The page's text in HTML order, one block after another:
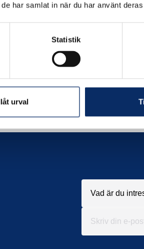
har samlat in när du har använt
Statistik
urval